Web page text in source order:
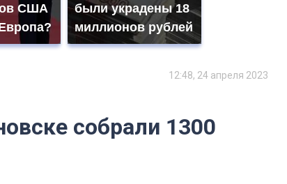
США
были украдены 18
миллионов рублей
12:48, 24 апреля 2023
собрали 1300